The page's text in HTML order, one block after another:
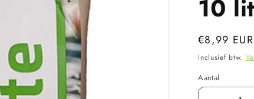
10
Normale
prijs
€8,99 EUR
Inclusief btw.
Aantal